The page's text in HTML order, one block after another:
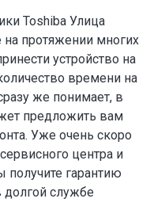
Toshiba Улица
протяжении многих
устройство на
времени на
же понимает, в
предложить вам
Уже очень скоро
центра и
гарантию
долгой службе